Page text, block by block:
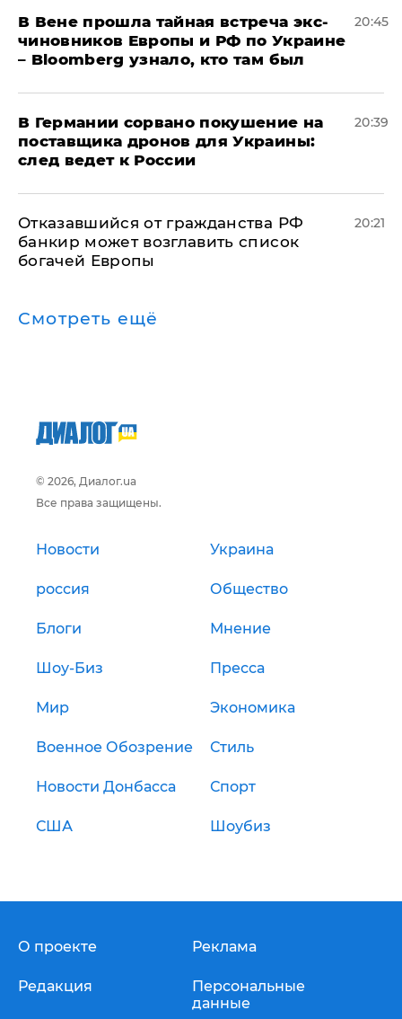
В Вене прошла тайная встреча экс-
чиновников Европы и РФ по Украине
– Bloomberg узнало, кто там был
20:45
​В Германии сорвано покушение на
поставщика дронов для Украины:
след ведет к России
20:39
Отказавшийся от гражданства РФ
банкир может возглавить список
богачей Европы
20:21
Смотреть ещё
© 2026, Диалог.ua
Все права защищены.
Новости Украина
россия Общество
Блоги Мнение
Шоу-Биз Пресса
Мир Экономика
Военное Обозрение Стиль
Новости Донбасса Спорт
США Шоубиз
О проекте
Редакция
Реклама
Персональные
данные